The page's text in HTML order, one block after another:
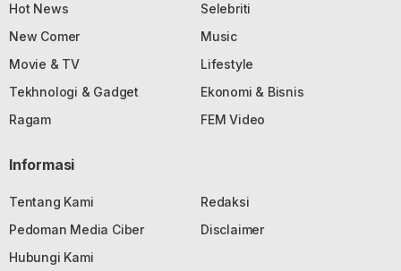
Hot News
Selebriti
New Comer
Music
Movie & TV
Lifestyle
Tekhnologi & Gadget
Ekonomi & Bisnis
Ragam
FEM Video
Informasi
Tentang Kami
Redaksi
Pedoman Media Ciber
Disclaimer
Hubungi Kami